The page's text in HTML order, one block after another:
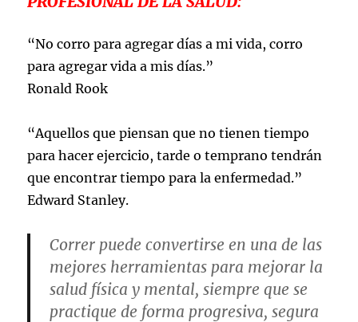
“No corro para agregar días a mi vida, corro
para agregar vida a mis días.”
Ronald Rook
“Aquellos que piensan que no tienen tiempo
para hacer ejercicio, tarde o temprano tendrán
que encontrar tiempo para la enfermedad.”
Edward Stanley.
Correr puede convertirse en una de las
mejores herramientas para mejorar la
salud física y mental, siempre que se
practique de forma progresiva, segura